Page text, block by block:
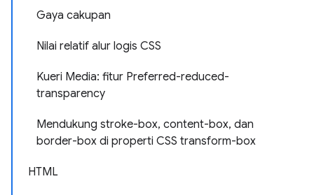
Gaya cakupan
Nilai relatif alur logis CSS
Kueri Media: fitur Preferred-reduced-
transparency
Mendukung stroke-box, content-box, dan
border-box di properti CSS transform-box
HTML